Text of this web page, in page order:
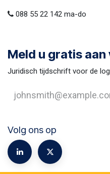
088 55 22 142 ma-do
Meld u gratis aan
Juridisch tijdschrift voor de
Volg ons op